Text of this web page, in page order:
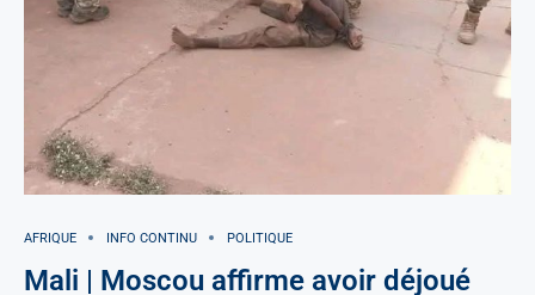
AFRIQUE INFO CONTINU POLITIQUE
Mali | Moscou affirme avoir déjoué